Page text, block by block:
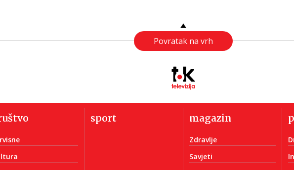
Povratak na vrh
sport magazin
Zdravlje
Savjeti